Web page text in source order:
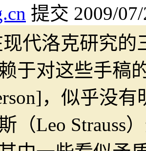
提交 2009/
代洛克研究的
于对这些手稿
，似乎没
（Leo Strauss